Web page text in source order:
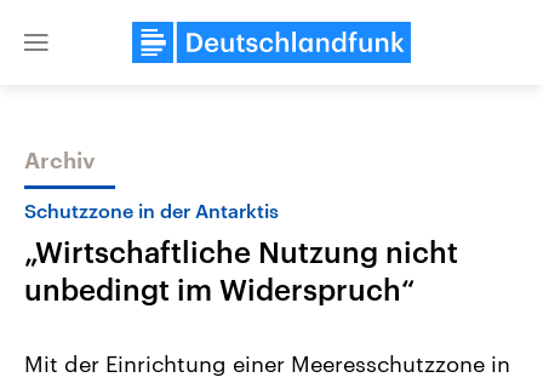
Close
Themen
Archiv
Schutzzone in der Antarktis
„Wirtschaftliche Nutzung nicht
unbedingt im Widerspruch“
Mit der Einrichtung einer Meeresschutzzone in